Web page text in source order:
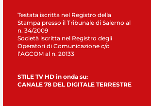
Testata iscritta nel Registro della
Stampa presso il Tribunale di Salerno al
n. 34/2009
Società iscritta nel Registro degli
Operatori di Comunicazione c/o
l’AGCOM al n. 20133
STILE TV HD in onda su:
CANALE 78 DEL DIGITALE TERRESTRE